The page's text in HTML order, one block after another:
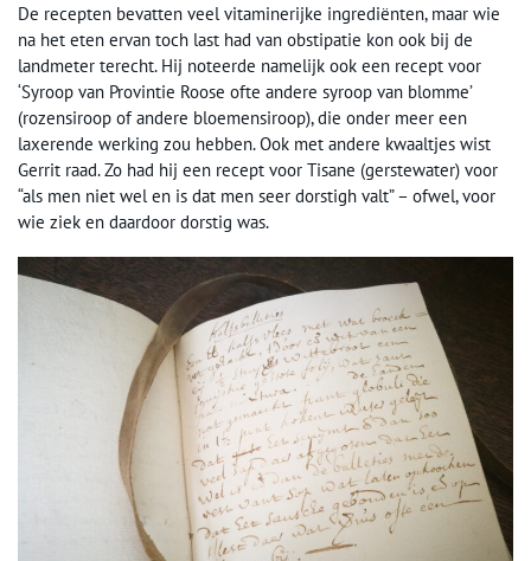
De recepten bevatten veel vitaminerijke ingrediënten, maar wie
na het eten ervan toch last had van obstipatie kon ook bij de
landmeter terecht. Hij noteerde namelijk ook een recept voor
‘Syroop van Provintie Roose ofte andere syroop van blomme’
(rozensiroop of andere bloemensiroop), die onder meer een
laxerende werking zou hebben. Ook met andere kwaaltjes wist
Gerrit raad. Zo had hij een recept voor Tisane (gerstewater) voor
“als men niet wel en is dat men seer dorstigh valt” – ofwel, voor
wie ziek en daardoor dorstig was.